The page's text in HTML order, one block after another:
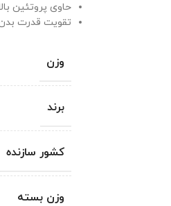
حاوی پروتئین
تقویت قدرت
وزن
برند
کشور سازنده
وزن بسته